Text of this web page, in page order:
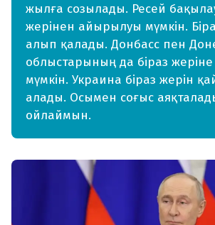
жылға созылады. Ресей
жерінен айырылуы мүмкін.
алып қалады. Донбасс пен
облыстарының да біраз жеріне
мүмкін. Украина біраз жерін
алады. Осымен соғыс
ойлаймын.